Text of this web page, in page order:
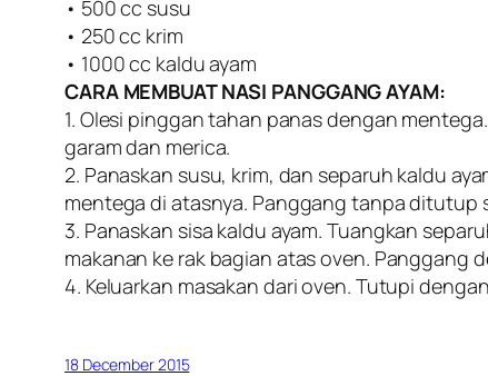
• 500 cc susu
• 250 cc krim
• 1000 cc kaldu ayam
CARA MEMBUAT NASI PANGGANG AYAM:
1. Olesi pinggan tahan panas dengan
garam dan merica.
2. Panaskan susu, krim, dan separuh kaldu
mentega di atasnya. Panggang tanpa ditutup
3. Panaskan sisa kaldu ayam. Tuangkan
makanan ke rak bagian atas oven. Panggang
4. Keluarkan masakan dari oven. Tutupi
18 December 2015